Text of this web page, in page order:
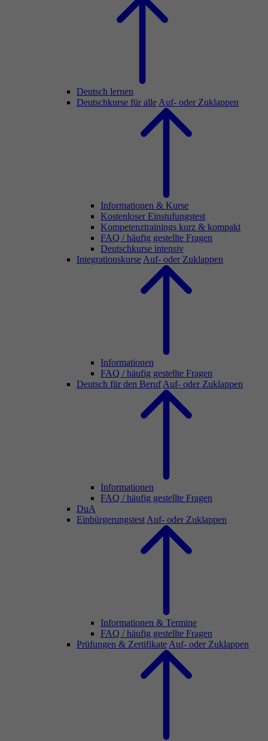
Deutsch lernen
Deutschkurse für alle Auf- oder Zuklappen
Informationen & Kurse
Kostenloser Einstufungstest
Kompetenztrainings kurz & kompakt
FAQ / häufig gestellte Fragen
Deutschkurse intensiv
Integrationskurse Auf- oder Zuklappen
Informationen
FAQ / häufig gestellte Fragen
Deutsch für den Beruf Auf- oder Zuklappen
Informationen
FAQ / häufig gestellte Fragen
DuA
Einbürgerungstest Auf- oder Zuklappen
Informationen & Termine
FAQ / häufig gestellte Fragen
Prüfungen & Zertifikate Auf- oder Zuklappen